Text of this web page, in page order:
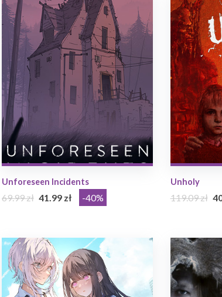
Unforeseen Incidents
69.99 zł 41.99 zł -40%
Unholy
119.09 zł